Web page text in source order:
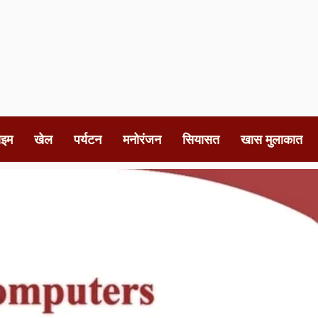
खेल पर्यटन मनोरंजन सियासत खास मुलाकात